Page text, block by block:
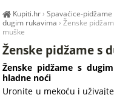
Kupiti.hr›Spavaćice-pidžame
dugim rukavima ›Ženske
muške
Ženske pidžame s
Ženske pidžame s
hladne noći
Uronite u mekoću i